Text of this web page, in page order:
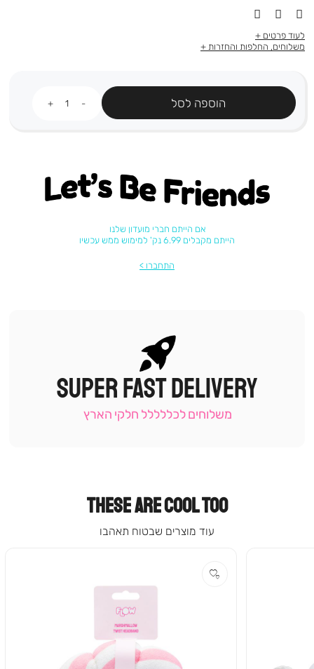
לעוד פרטים
משלוחים, החלפות והחזרות
הוספה לסל
Let's be friends
אם הייתם חברי מועדון שלנו
הייתם מקבלים 6.99 נק' למימוש ממש עכשיו
התחברו
|
תומכי
-
SUPER FAST DELIVERY
משלוחים לכללללל חלקי הארץ
THESE ARE COOL TOO
עוד מוצרים שבטוח תאהבו